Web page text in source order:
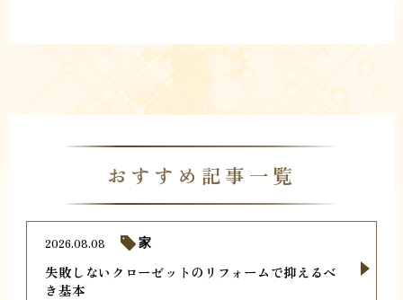
おすすめ記事一覧
失敗しないクローゼットのリフォームで抑えるべ
き基本
2026.08.08 家